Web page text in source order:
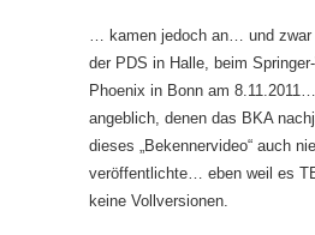
… kamen jedoch an… und zwar
der PDS in Halle, beim
Phoenix in Bonn am
angeblich, denen das BKA
dieses „Bekennervideo“ auch
veröffentlichte… eben weil es
keine Vollversionen.